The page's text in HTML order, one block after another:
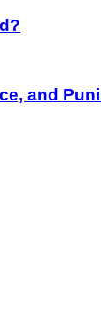
and